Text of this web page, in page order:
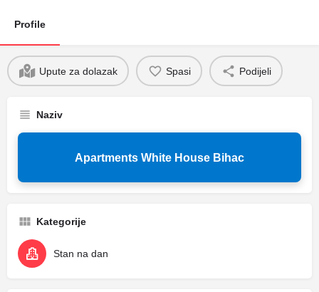
Profile
Upute za dolazak Spasi Podijeli
Naziv
Apartments White House Bihac
Kategorije
Stan na dan